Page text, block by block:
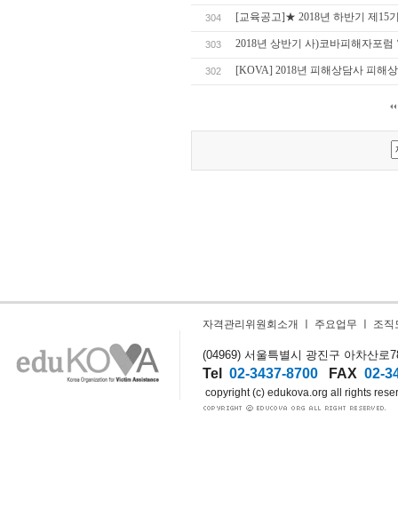
304 [교육공고]★ 2018년 하반기 제15
303 2018년 상반기 사)코바피해자포럼
302 [KOVA] 2018년 피해상담사 피해
자격관리위원회소개 주요업무 조직
(04969) 서울특별시 광진구 아차산로
Tel 02-3437-8700 FAX 02-
copyright (c) edukova.org all rights